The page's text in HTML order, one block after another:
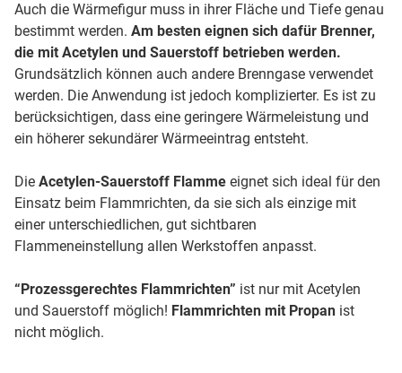
Auch die Wärmefigur muss in ihrer Fläche und Tiefe genau
bestimmt werden. Am besten eignen sich dafür Brenner,
die mit Acetylen und Sauerstoff betrieben werden.
Grundsätzlich können auch andere Brenngase verwendet
werden. Die Anwendung ist jedoch komplizierter. Es ist zu
berücksichtigen, dass eine geringere Wärmeleistung und
ein höherer sekundärer Wärmeeintrag entsteht.
Die Acetylen-Sauerstoff Flamme eignet sich ideal für den
Einsatz beim Flammrichten, da sie sich als einzige mit
einer unterschiedlichen, gut sichtbaren
Flammeneinstellung allen Werkstoffen anpasst.
“Prozessgerechtes Flammrichten” ist nur mit Acetylen
und Sauerstoff möglich! Flammrichten mit Propan ist
nicht möglich.